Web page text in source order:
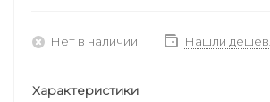
Нет в наличии Нашли
Характеристики